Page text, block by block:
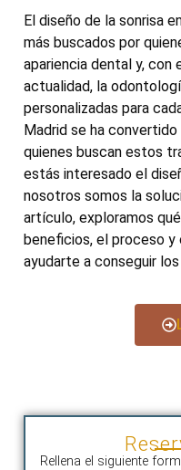
El diseño de la sonrisa
más buscados por
apariencia dental y, con
actualidad, la
personalizadas para
Madrid se ha
quienes buscan estos
estás interesado el
nosotros somos la
artículo, exploramos
beneficios, el proceso y
ayudarte a conseguir
Rellena el siguiente